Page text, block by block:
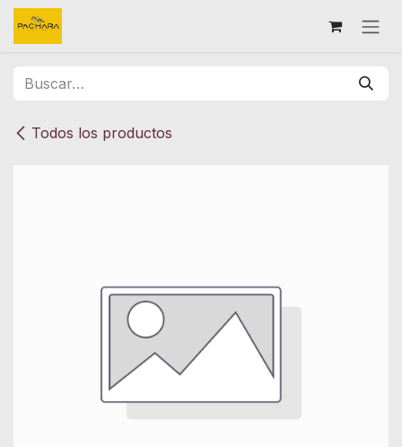
Ir al contenido
Todos los productos